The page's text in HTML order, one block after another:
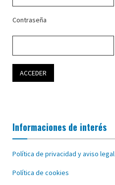
Contraseña
Informaciones de interés
Política de privacidad y aviso legal
Política de cookies